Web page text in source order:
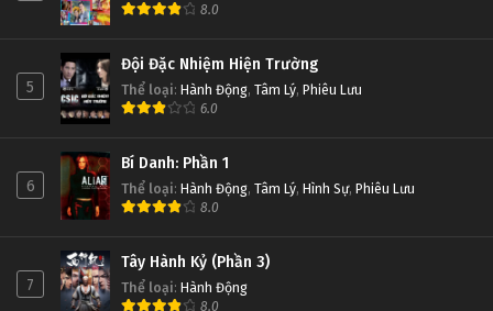
8.0
5
Đội Đặc Nhiệm Hiện Trường
Thể loại: Hành Động, Tâm Lý, Phiêu Lưu
6.0
6
Bí Danh: Phần 1
Thể loại: Hành Động, Tâm Lý, Hình Sự, Phiêu Lưu
8.0
7
Tây Hành Kỷ (Phần 3)
Thể loại: Hành Động
8.0